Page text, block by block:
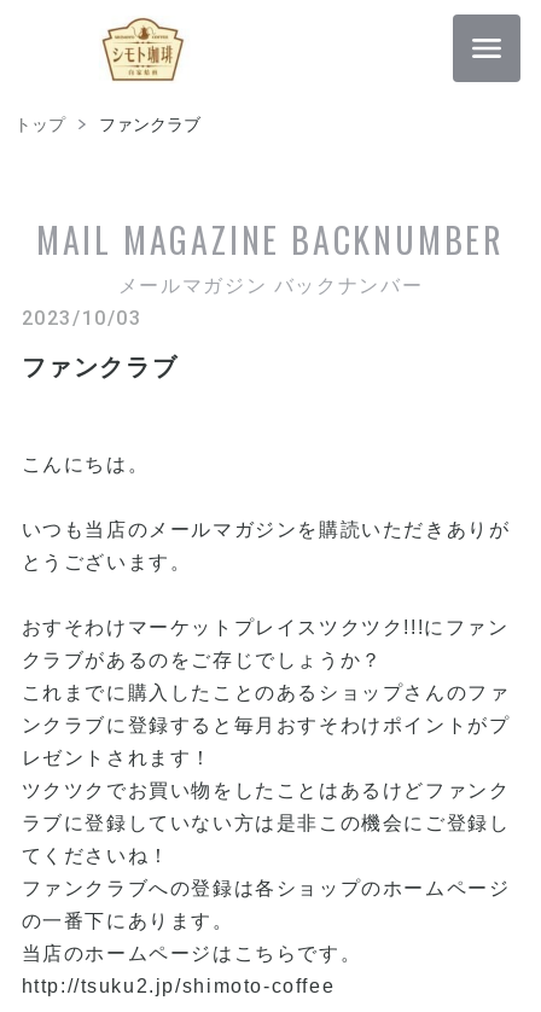
トップ ファンクラブ
MAIL MAGAZINE BACKNUMBER
メールマガジン バックナンバー
2023/10/03
ファンクラブ
こんにちは。
いつも当店のメールマガジンを購読いただきありが
とうございます。
おすそわけマーケットプレイスツクツク!!!にファン
クラブがあるのをご存じでしょうか？
これまでに購入したことのあるショップさんのファ
ンクラブに登録すると毎月おすそわけポイントがプ
レゼントされます！
ツクツクでお買い物をしたことはあるけどファンク
ラブに登録していない方は是非この機会にご登録し
てくださいね！
ファンクラブへの登録は各ショップのホームページ
の一番下にあります。
当店のホームページはこちらです。
http://tsuku2.jp/shimoto-coffee